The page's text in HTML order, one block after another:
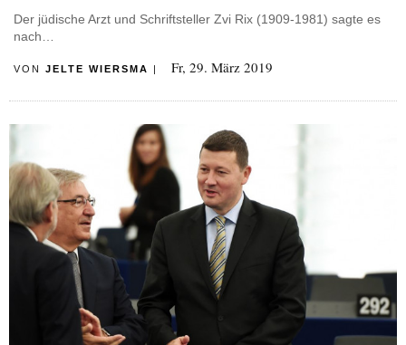
Der jüdische Arzt und Schriftsteller Zvi Rix (1909-1981) sagte es
nach…
VON JELTE WIERSMA Fr, 29. März 2019